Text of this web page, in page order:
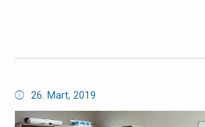
26. Mart, 2019